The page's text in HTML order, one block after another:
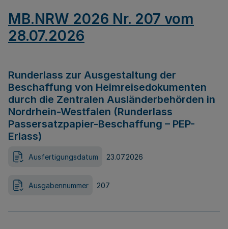
MB.NRW 2026 Nr. 207 vom
28.07.2026
Runderlass zur Ausgestaltung der
Beschaffung von Heimreisedokumenten
durch die Zentralen Ausländerbehörden in
Nordrhein-Westfalen (Runderlass
Passersatzpapier-Beschaffung – PEP-
Erlass)
Ausfertigungsdatum 23.07.2026
Ausgabennummer 207